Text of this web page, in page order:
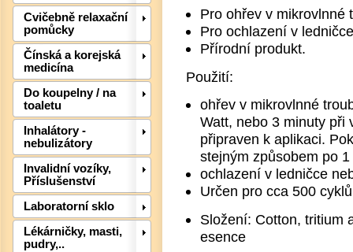
Cvičebně relaxační
pomůcky
Čínská a korejská
medicína
Do koupelny / na
toaletu
Inhalátory -
nebulizátory
Invalidní vozíky,
Příslušenství
Laboratorní sklo
Lékárničky, masti,
pudry,..
Pro ohřev v mikrovlnné
Pro ochlazení v
Přírodní produkt.
Použití:
ohřev v mikrovlnné
Watt, nebo 3 minuty při
připraven k aplikaci.
stejným způsobem po
ochlazení v ledničce
Určen pro cca 500
Složení: Cotton, tritium
esence